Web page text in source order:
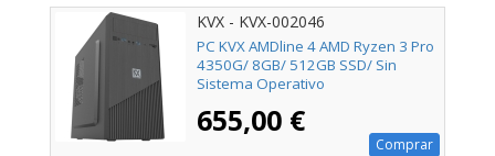
KVX - KVX-002046
PC KVX AMDline 4 AMD Ryzen 3 Pro
4350G/ 8GB/ 512GB SSD/ Sin
Sistema Operativo
655,00 €
Comprar